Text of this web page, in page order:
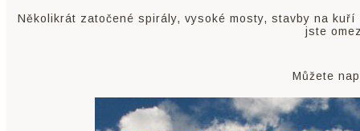
Několikrát zatočené spirály, vysoké mosty, stavby na
jste
Můžete